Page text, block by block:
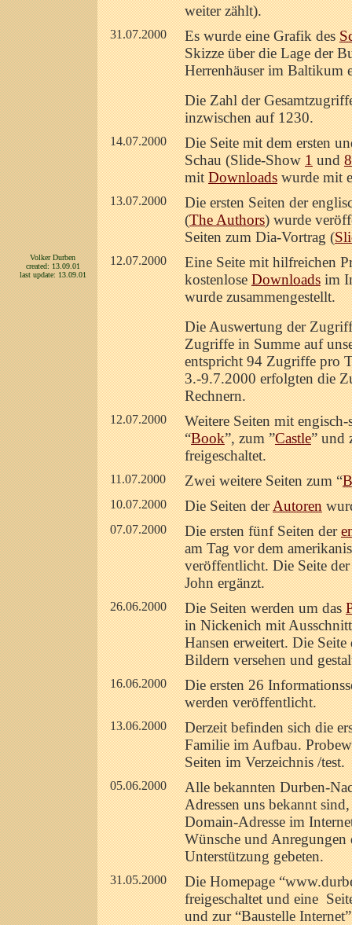
Volker Durben
created: 13.09.01
last update: 13.09.01
weiter zählt).
31.07.2000 Es wurde eine Grafik des
Skizze über die Lage der
Herrenhäuser im Baltikum
Die Zahl der
inzwischen auf 1230.
14.07.2000
Die Seite mit dem ersten
Schau (Slide-Show1und8
mitDownloadswurde mit
13.07.2000
Die ersten Seiten der
(The Authors) wurde
Seiten zum Dia-Vortrag (
12.07.2000
Eine Seite mit hilfreichen
kostenloseDownloadsim
wurde zusammengestellt.
Die Auswertung der
Zugriffe in Summe auf
entspricht 94 Zugriffe pro
3.-9.7.2000 erfolgten die
Rechnern.
12.07.2000
Weitere Seiten mit
“Book”, zum ”Castle” und
freigeschaltet.
11.07.2000 Zwei weitere Seiten zum “
10.07.2000 Die Seiten derAutoren
07.07.2000 Die ersten fünf Seiten der
am Tag vor dem
veröffentlicht. Die Seite
John ergänzt.
26.06.2000 Die Seiten werden um das
in Nickenich mit
Hansen erweitert. Die
Bildern versehen und
16.06.2000
Die ersten 26
werden veröffentlicht.
13.06.2000
Derzeit befinden sich die
Familie im Aufbau.
Seiten im Verzeichnis /test.
05.06.2000
Alle bekannten Durben-
Adressen uns bekannt
Domain-Adresse im
Wünsche und Anregungen
Unterstützung gebeten.
31.05.2000
Die Homepage
freigeschaltet und eine
und zur “Baustelle